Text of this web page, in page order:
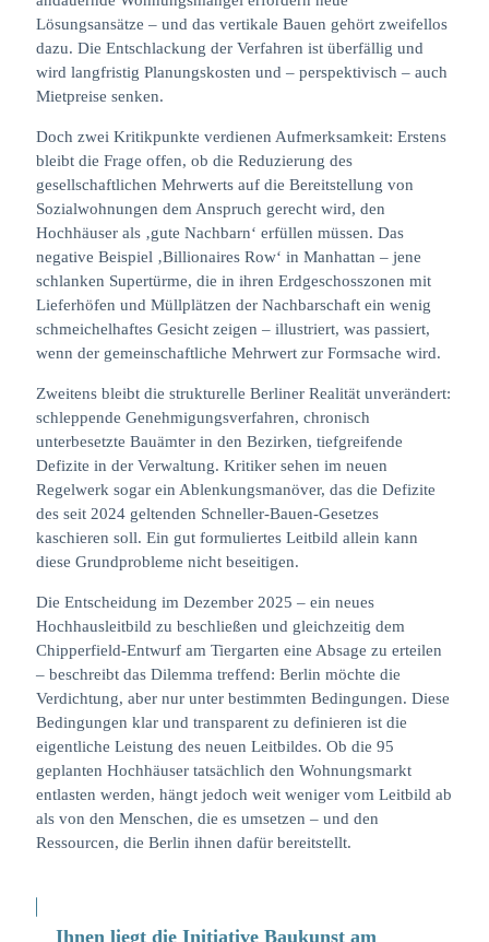
Lösungsansätze – und das vertikale Bauen gehört zweifellos
dazu. Die Entschlackung der Verfahren ist überfällig und
wird langfristig Planungskosten und – perspektivisch – auch
Mietpreise senken.
Doch zwei Kritikpunkte verdienen Aufmerksamkeit: Erstens
bleibt die Frage offen, ob die Reduzierung des
gesellschaftlichen Mehrwerts auf die Bereitstellung von
Sozialwohnungen dem Anspruch gerecht wird, den
Hochhäuser als ‚gute Nachbarn‘ erfüllen müssen. Das
negative Beispiel ‚Billionaires Row‘ in Manhattan – jene
schlanken Supertürme, die in ihren Erdgeschosszonen mit
Lieferhöfen und Müllplätzen der Nachbarschaft ein wenig
schmeichelhaftes Gesicht zeigen – illustriert, was passiert,
wenn der gemeinschaftliche Mehrwert zur Formsache wird.
Zweitens bleibt die strukturelle Berliner Realität unverändert:
schleppende Genehmigungsverfahren, chronisch
unterbesetzte Bauämter in den Bezirken, tiefgreifende
Defizite in der Verwaltung. Kritiker sehen im neuen
Regelwerk sogar ein Ablenkungsmanöver, das die Defizite
des seit 2024 geltenden Schneller-Bauen-Gesetzes
kaschieren soll. Ein gut formuliertes Leitbild allein kann
diese Grundprobleme nicht beseitigen.
Die Entscheidung im Dezember 2025 – ein neues
Hochhausleitbild zu beschließen und gleichzeitig dem
Chipperfield-Entwurf am Tiergarten eine Absage zu erteilen
– beschreibt das Dilemma treffend: Berlin möchte die
Verdichtung, aber nur unter bestimmten Bedingungen. Diese
Bedingungen klar und transparent zu definieren ist die
eigentliche Leistung des neuen Leitbildes. Ob die 95
geplanten Hochhäuser tatsächlich den Wohnungsmarkt
entlasten werden, hängt jedoch weit weniger vom Leitbild ab
als von den Menschen, die es umsetzen – und den
Ressourcen, die Berlin ihnen dafür bereitstellt.
Ihnen liegt die Initiative Baukunst am